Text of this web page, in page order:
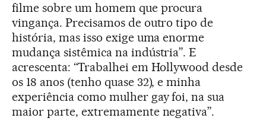
filme sobre um homem que procura
vingança. Precisamos de outro tipo de
história, mas isso exige uma enorme
mudança sistêmica na indústria”. E
acrescenta: “Trabalhei em Hollywood desde
os 18 anos (tenho quase 32), e minha
experiência como mulher gay foi, na sua
maior parte, extremamente negativa”.